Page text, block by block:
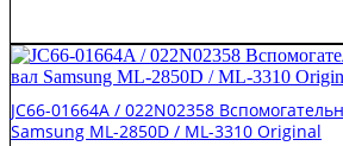
/
022N02358
Резиновый
вал
(вспомогательный)
JC66-01664A / 022N02358
Samsung ML-2850D / ML-3310 Original